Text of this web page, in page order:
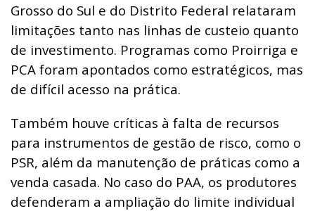
Grosso do Sul e do Distrito Federal relataram
limitações tanto nas linhas de custeio quanto
de investimento. Programas como Proirriga e
PCA foram apontados como estratégicos, mas
de difícil acesso na prática.
Também houve críticas à falta de recursos
para instrumentos de gestão de risco, como o
PSR, além da manutenção de práticas como a
venda casada. No caso do PAA, os produtores
defenderam a ampliação do limite individual